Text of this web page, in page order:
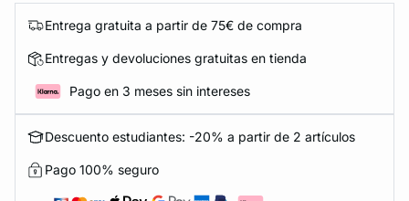
Entrega gratuita a partir de 75€ de compra
Entregas y devoluciones gratuitas en tienda
Pago en 3 meses sin intereses
Descuento estudiantes: -20% a partir de 2 artículos
Pago 100% seguro